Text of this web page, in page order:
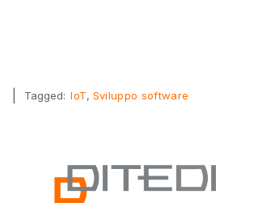
Tagged: IoT Sviluppo software